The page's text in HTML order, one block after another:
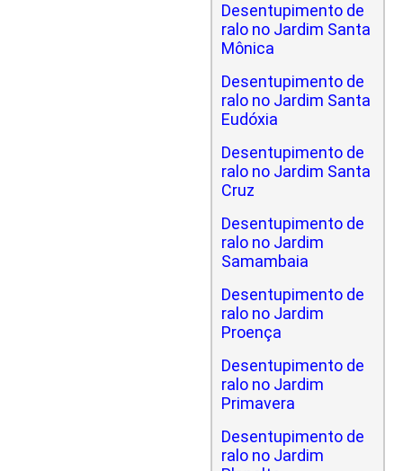
Desentupimento de
ralo no Jardim Santa
Mônica
Desentupimento de
ralo no Jardim Santa
Eudóxia
Desentupimento de
ralo no Jardim Santa
Cruz
Desentupimento de
ralo no Jardim
Samambaia
Desentupimento de
ralo no Jardim
Proença
Desentupimento de
ralo no Jardim
Primavera
Desentupimento de
ralo no Jardim